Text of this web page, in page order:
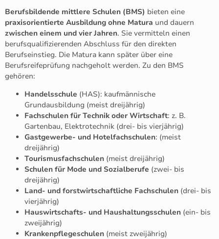
Berufsbildende mittlere Schulen (BMS) bieten eine
praxisorientierte Ausbildung ohne Matura und dauern
zwischen einem und vier Jahren. Sie vermitteln einen
berufsqualifizierenden Abschluss für den direkten
Berufseinstieg. Die Matura kann später über eine
Berufsreifeprüfung nachgeholt werden. Zu den BMS
gehören:
Handelsschule (HAS): kaufmännische
Grundausbildung (meist dreijährig)
Fachschulen für Technik oder Wirtschaft: z. B.
Gartenbau, Elektrotechnik (drei- bis vierjährig)
Gastgewerbe- und Hotelfachschulen: (meist
dreijährig)
Tourismusfachschulen (meist dreijährig)
Schulen für Mode und Sozialberufe (zwei- bis
dreijährig)
Land- und forstwirtschaftliche Fachschulen (drei- bis
vierjährig)
Hauswirtschafts- und Haushaltungsschulen (ein- bis
zweijährig)
Krankenpflegeschulen (meist zweijährig)